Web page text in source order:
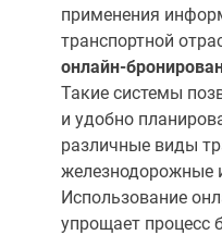
применения
транспортной
онлайн-
Такие системы
и удобно
различные виды
железнодорожные
Использование
упрощает процесс